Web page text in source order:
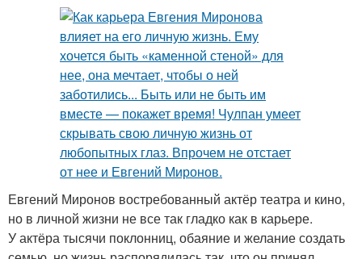
Евгений Миронов востребованный актёр театра и кино,
но в личной жизни не все так гладко как в карьере.
У актёра тысячи поклонниц, обаяние и желание создать